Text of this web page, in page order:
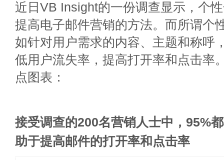
近日VB Insight的一份调查显示，个
提高电子邮件营销的方法。而所谓个
如针对用户需求的内容、主题和称呼
低用户流失率，提高打开率和点击率
点图表：
接受调查的200名营销人士中，95%
助于提高邮件的打开率和点击率